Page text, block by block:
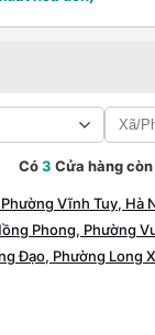
Có3 Cửa hàng
Vĩnh Tuy, Hà
Phong, Phường
Đạo, Phường Long